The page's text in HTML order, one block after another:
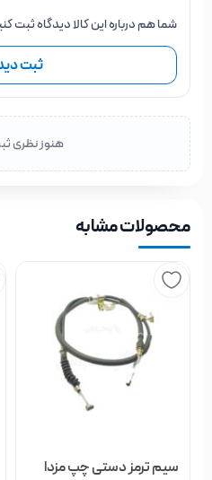
شما هم درباره این کالا دیدگاه ثبت
ثبت
هنوز نظری
محصولات مشابه
سیم ترمز دستی چپ مزدا